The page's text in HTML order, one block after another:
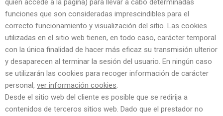
quien accede a la página) para llevar a cabo determinadas
funciones que son consideradas imprescindibles para el
correcto funcionamiento y visualización del sitio. Las cookies
utilizadas en el sitio web tienen, en todo caso, carácter temporal
con la única finalidad de hacer más eficaz su transmisión ulterior
y desaparecen al terminar la sesión del usuario. En ningún caso
se utilizarán las cookies para recoger información de carácter
personal, ver información cookies.
Desde el sitio web del cliente es posible que se redirija a
contenidos de terceros sitios web. Dado que el prestador no